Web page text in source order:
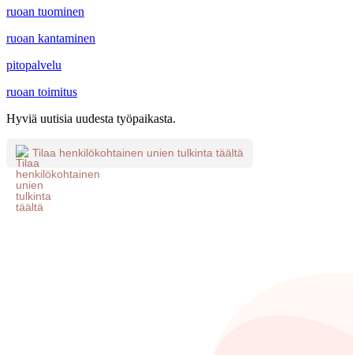
ruoan tuominen
ruoan kantaminen
pitopalvelu
ruoan toimitus
Hyviä uutisia uudesta työpaikasta.
Tilaa henkilökohtainen unien tulkinta täältä